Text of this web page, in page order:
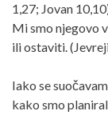
1,27; Jovan
Mi smo njegovo
ili ostaviti.
Iako se
kako smo